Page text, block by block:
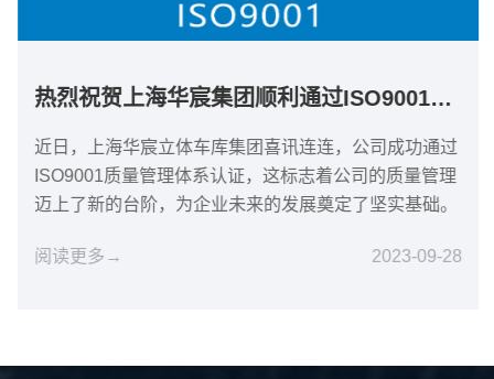
热烈祝贺上海华宸集团顺利通过ISO9001质...
近日，上海华宸立体车库集团喜讯连连，公司成功通过
ISO9001质量管理体系认证，这标志着公司的质量管理
迈上了新的台阶，为企业未来的发展奠定了坚实基础。
阅读更多→ 2023-09-28